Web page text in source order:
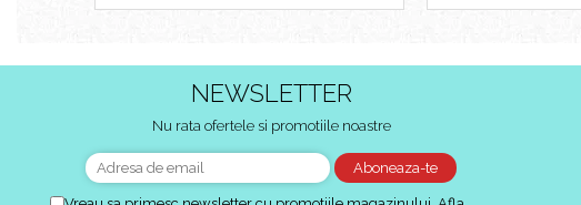
NEWSLETTER
Nu rata ofertele si promotiile noastre